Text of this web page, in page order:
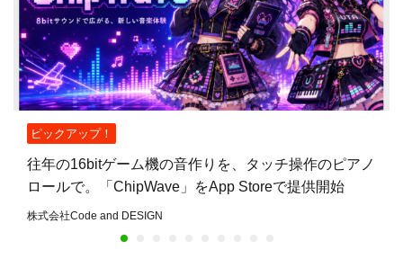
ピックアップ！
往年の16bitゲーム機の音作りを、タッチ操作のピアノ
ロールで。「ChipWave」をApp Storeで提供開始
株式会社Code and DESIGN